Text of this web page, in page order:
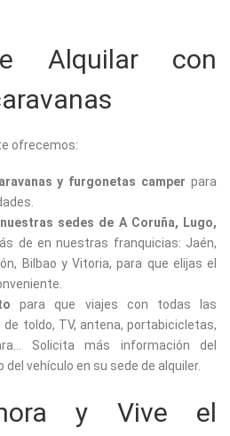
Alquilar con
ofrecemos:
y furgonetas camper para
sedes de A Coruña, Lugo,
de en nuestras franquicias: Jaén,
Bilbao y Vitoria, para que elijas el
para que viajes con todas las
de toldo, TV, antena, portabicicletas,
Solicita más información del
vehículo en su sede de alquiler.
y Vive el